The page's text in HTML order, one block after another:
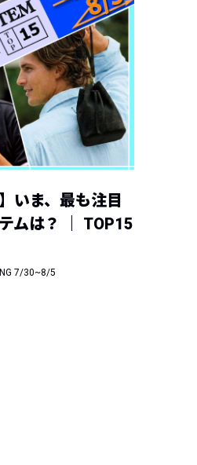
いま、最も注目
ムは？ ｜ TOP15
7/30~8/5